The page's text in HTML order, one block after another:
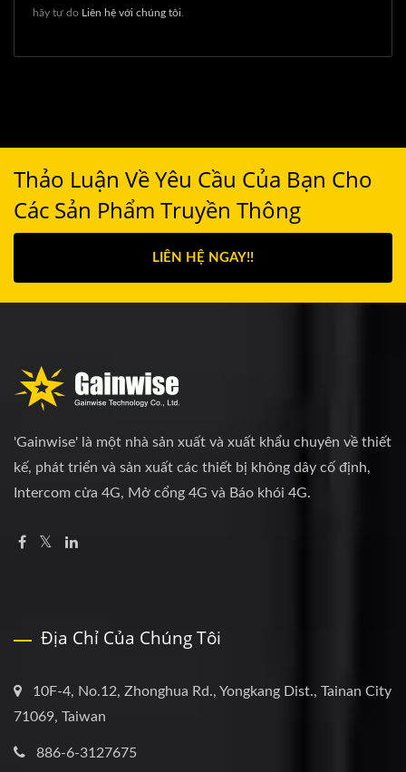
hãy tự do Liên hệ với chúng tôi
Thảo Luận Về Yêu Cầu Của Bạn Cho
Các Sản Phẩm Truyền Thông
LIÊN HỆ NGAY!!
'Gainwise' là một nhà sản xuất và xuất khẩu chuyên về thiết
kế, phát triển và sản xuất các thiết bị không dây cố định,
Intercom cửa 4G, Mở cổng 4G và Báo khói 4G.
Địa Chỉ Của Chúng Tôi
10F-4, No.12, Zhonghua Rd., Yongkang Dist., Tainan City
71069, Taiwan
886-6-3127675